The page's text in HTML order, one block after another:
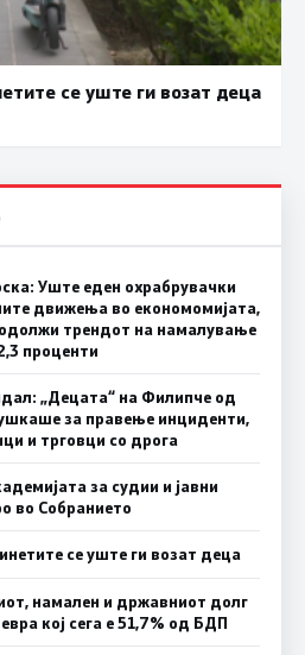
се уште ги возат деца
Уште еден охрабрувачки
движења во економомијата,
трендот на намалување
проценти
„Децата“ на Филипче од
за правење инциденти,
и трговци со дрога
за судии и јавни
во Собранието
се уште ги возат деца
намален и државниот долг
кој сега е 51,7% од БДП